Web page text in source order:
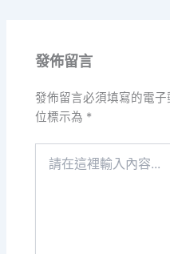
發佈留言
發佈留言必須填寫的電子
位標示為 *